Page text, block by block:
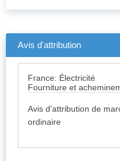
Avis d'attribution
France: Électricité
Fourniture et
Avis d'attribution de
ordinaire